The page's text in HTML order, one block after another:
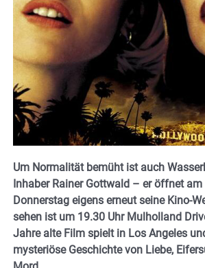
Um Normalität bemüht ist auch
Inhaber Rainer Gottwald – er öffnet
Donnerstag eigens erneut seine Kino-
sehen ist um 19.30 Uhr Mulholland
Jahre alte Film spielt in Los Angeles
mysteriöse Geschichte von Liebe,